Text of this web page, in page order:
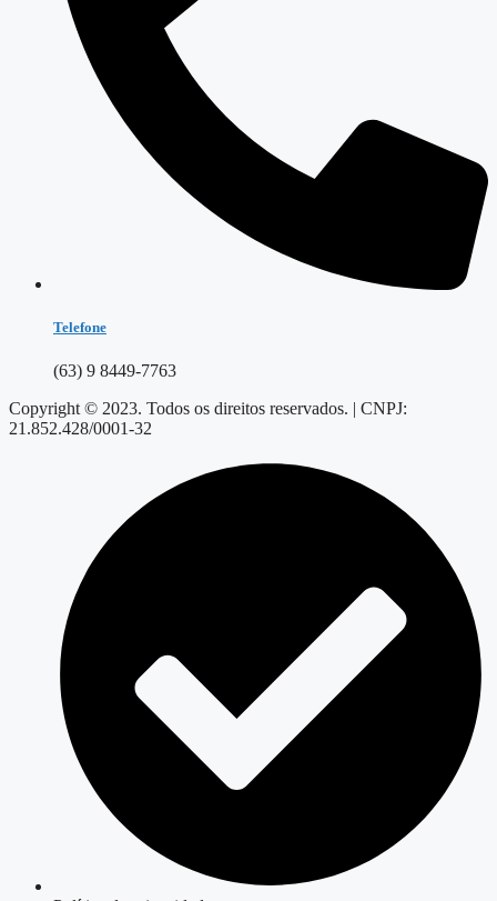
Telefone
(63) 9 8449-7763
Copyright © 2023. Todos os direitos reservados. | CNPJ:
21.852.428/0001-32